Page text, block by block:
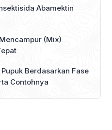
Abamektin
(Mix)
Berdasarkan Fase
Contohnya